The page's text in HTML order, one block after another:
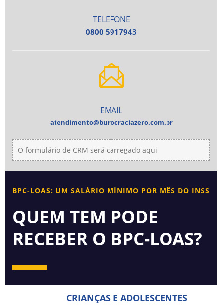
O formulário de CRM será carregado aqui
TELEFONE
0800 5917943
EMAIL
atendimento@burocraciazero.com.br
BPC-LOAS: UM SALÁRIO MÍNIMO POR MÊS DO INSS
QUEM TEM PODE
RECEBER O BPC-LOAS?
CRIANÇAS E ADOLESCENTES